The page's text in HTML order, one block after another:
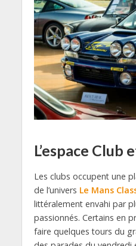
L’espace Club
Les clubs occupent une
de l’univers Le Mans
littéralement envahi par
passionnés. Certains en
faire quelques tours du